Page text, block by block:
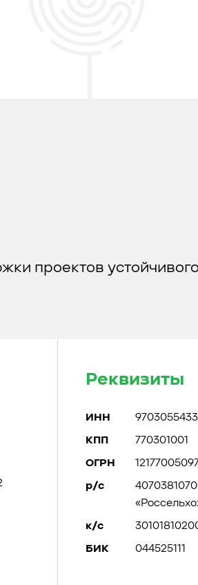
проектов
Реквизиты
ИНН 9703055433
КПП 770301001
ОГРН
р/с
к/с
БИК 044525111